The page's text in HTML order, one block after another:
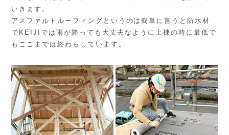
いきます。
アスファルトルーフィングというのは簡単に言うと防水材
でKEIJIでは雨が降っても大丈夫なように上棟の時に最低で
もここまでは終わらしています。